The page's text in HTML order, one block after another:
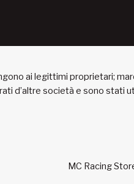
ai legittimi proprietari;
d’altre società e sono stati
MC Racing